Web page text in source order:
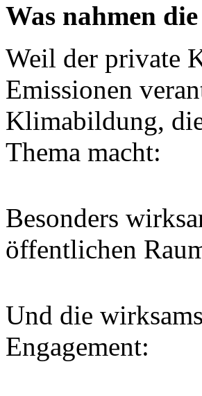
Was nahmen
Weil der private
Emissionen
Klimabildung,
Thema macht:
Besonders
öffentlichen
Und die
Engagement: